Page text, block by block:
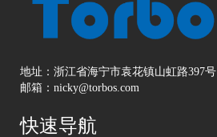
地址：浙江省海宁市袁花镇山虹路397号
邮箱：nicky@torbos.com
快速导航